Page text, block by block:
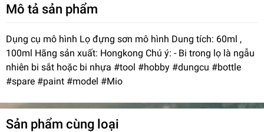
Mô tả sản phẩm
Dụng cụ mô hình Lọ đựng sơn mô hình Dung tích: 60ml ,
100ml Hãng sản xuất: Hongkong Chú ý: - Bi trong lọ là ngẫu
nhiên bi sắt hoặc bi nhựa #tool #hobby #dungcu #bottle
#spare #paint #model #Mio
Sản phẩm cùng loại